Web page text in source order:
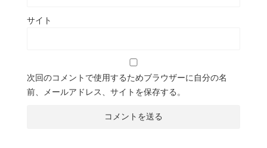
サイト
次回のコメントで使用するためブラウザーに自分の名
前、メールアドレス、サイトを保存する。